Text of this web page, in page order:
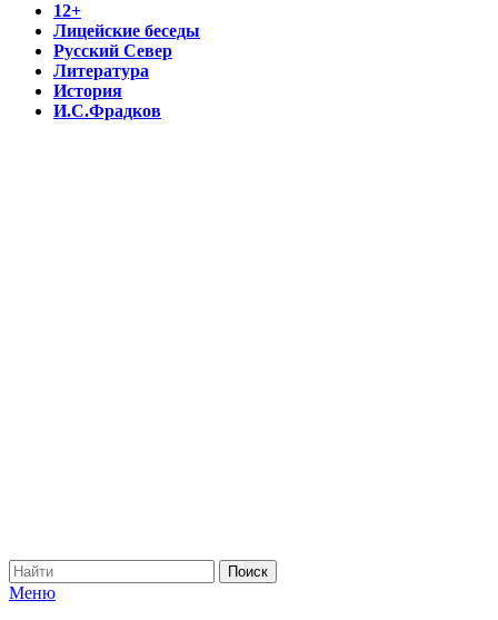
12+
Лицейские беседы
Русский Север
Литература
История
И.С.Фрадков
Меню